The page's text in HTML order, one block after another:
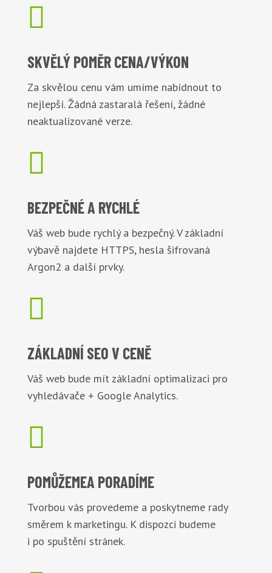

SKVĚLÝ POMĚRCENA/VÝKON
Za skvělou cenu vám umíme nabídnout to
nejlepší. Žádná zastaralá řešení, žádné
neaktualizované verze.

BEZPEČNÉA RYCHLÉ
Váš web bude rychlý a bezpečný. V základní
výbavě najdete HTTPS, hesla šifrovaná
Argon2 a další prvky.

ZÁKLADNÍ SEO V CENĚ
Váš web bude mít základní optimalizaci pro
vyhledávače + Google Analytics.

POMŮŽEMEA PORADÍME
Tvorbou vás provedeme a poskytneme rady
směrem k marketingu. K dispozci budeme
i po spuštění stránek.